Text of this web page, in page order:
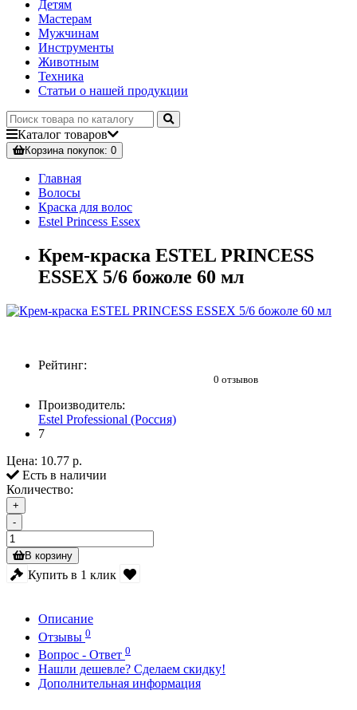
Детям
Мастерам
Мужчинам
Инструменты
Животным
Техника
Статьи о нашей продукции
Каталог товаров
Корзинапокупок: 0
Главная
Волосы
Краска для волос
Estel Princess Essex
Крем-краска ESTEL PRINCESS
ESSEX 5/6 божоле 60 мл
Рейтинг:
0 отзывов
Производитель:
Estel Professional (Россия)
7
Цена: 10.77 р.
Есть в наличии
Количество:
+
-
В корзину
Купить в 1 клик
Описание
Отзывы 0
Вопрос - Ответ 0
Нашли дешевле? Сделаем скидку!
Дополнительная информация